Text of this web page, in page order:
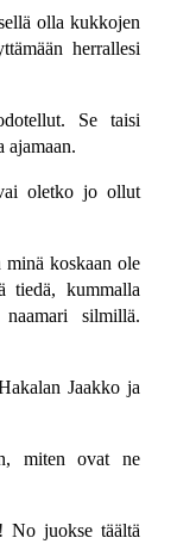
olla kukkojen
herrallesi
Se taisi
ajamaan.
oletko jo ollut
koskaan ole
tiedä, kummalla
silmillä.
Jaakko ja
miten ovat ne
No juokse täältä